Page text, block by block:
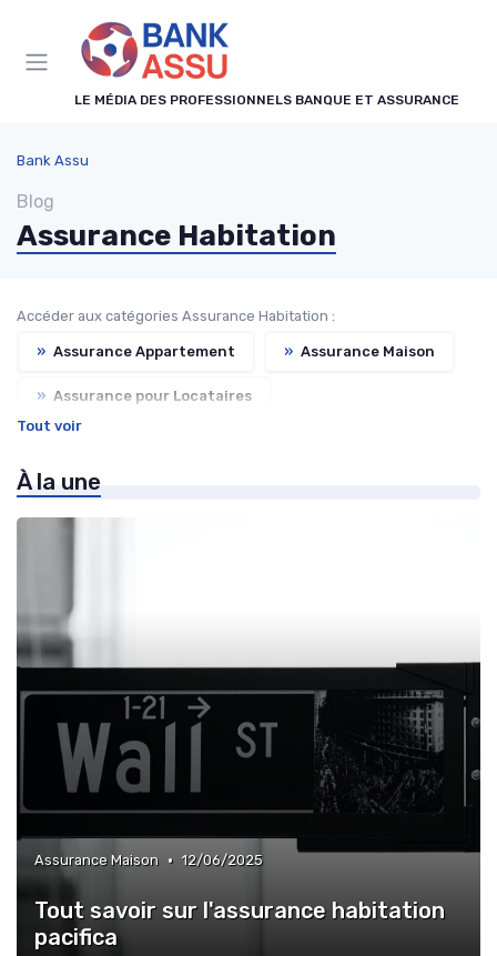
LE MÉDIA DES PROFESSIONNELS BANQUE ET ASSURANCE
Bank Assu
Blog
Assurance Habitation
Accéder aux catégories Assurance Habitation :
» Assurance Appartement » Assurance Maison
» Assurance pour Locataires
» Assurance Résidence Secondaire
Tout voir
À la une
Assurance Maison • 12/06/2025
Tout savoir sur l'assurance habitation
pacifica